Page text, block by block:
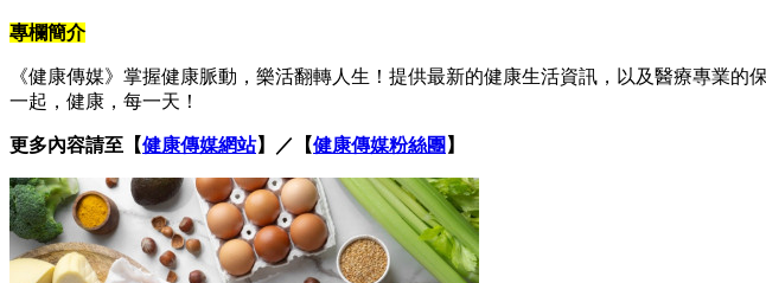
專欄簡介
《健康傳媒》掌握健康脈動，樂活翻轉人生！提供最新的健康生活資訊，以及醫療專業
一起，健康，每一天！
更多內容請至【健康傳媒網站】／【健康傳媒粉絲團 】